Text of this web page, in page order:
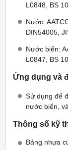
L0848, BS
Nước:
DIN54005,
Nước biển:
L0847, BS
Ứng dụng và
Sử dụng để
nước biển,
Thông số kỹ
Bảng nhựa